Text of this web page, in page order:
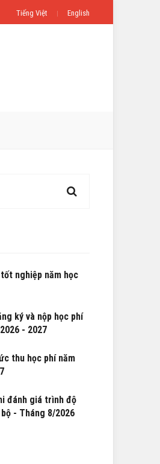
Tiếng Việt English
nghiệp năm học
ký và nộp học phí
- 2027
thu học phí năm
đánh giá trình độ
- Tháng 8/2026